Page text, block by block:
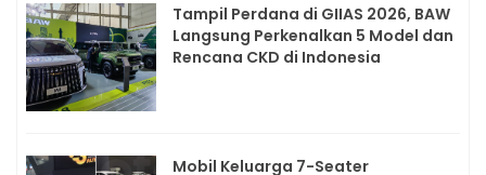
Tampil Perdana di GIIAS 2026, BAW
Langsung Perkenalkan 5 Model dan
Rencana CKD di Indonesia
Mobil Keluarga 7-Seater